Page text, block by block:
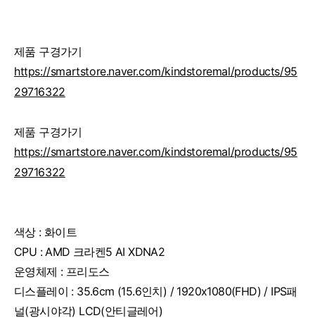
제품 구경가기
https://smartstore.naver.com/kindstoremal/products/95
29716322
제품 구경가기
https://smartstore.naver.com/kindstoremal/products/95
29716322
색상 : 화이트
CPU : AMD 크라켄5 AI XDNA2
운영체제 : 프리도스
디스플레이 : 35.6cm (15.6인치) / 1920x1080(FHD) / IPS패
널(광시야각) LCD(안티글레어)